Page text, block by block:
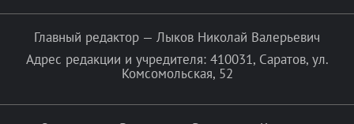
Главный редактор — Лыков Николай Валерьевич
Адрес редакции и учредителя: 410031, Саратов, ул.
Комсомольская, 52